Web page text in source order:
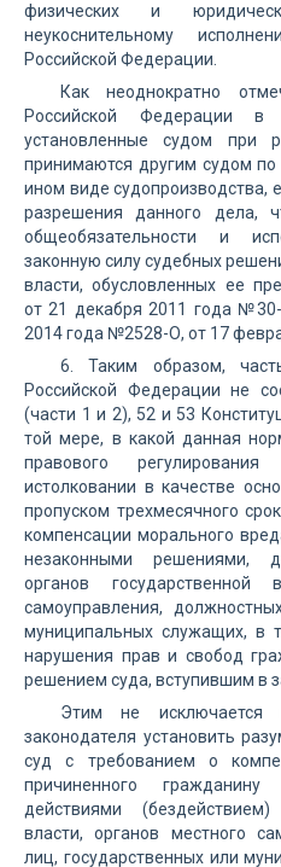
физических и
неукоснительному
Российской Федерации.
Как неоднократно
Российской Федерации
установленные судом при
принимаются другим судом
ином виде судопроизводства,
разрешения данного дела,
общеобязательности и
законную силу судебных
власти, обусловленных ее
от 21 декабря 2011 года
2014 года №2528-О, от 17
6. Таким образом,
Российской Федерации не
(части 1 и 2), 52 и 53
той мере, в какой данная
правового
истолковании в качестве
пропуском трехмесячного
компенсации морального
незаконными решениями,
органов государственной
самоуправления,
муниципальных служащих, в
нарушения прав и свобод
решением суда, вступившим в
Этим не исключается
законодателя установить
суд с требованием о
причиненного
действиями
власти, органов местного
лиц, государственных или